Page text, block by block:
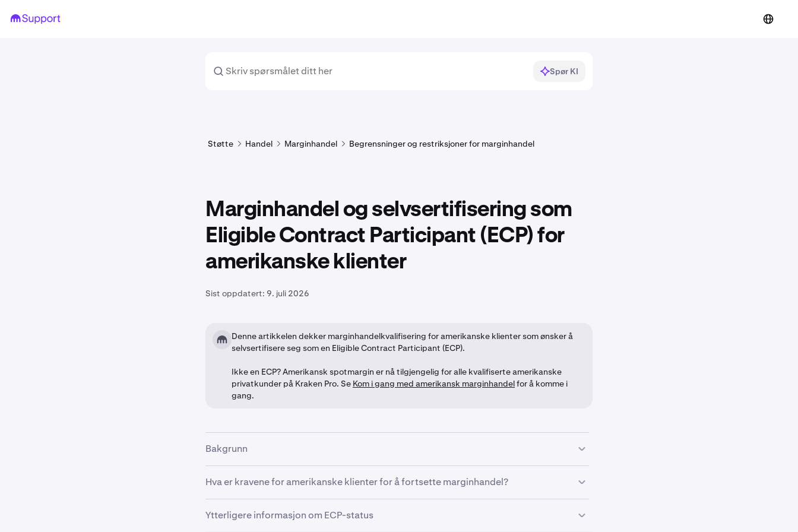
Spør KI
Støtte Handel Marginhandel Begrensninger og restriksjoner for marginhandel
Marginhandel og selvsertifisering som
Eligible Contract Participant (ECP) for
amerikanske klienter
Sist oppdatert: 9. juli 2026
Denne artikkelen dekker marginhandelkvalifisering for amerikanske klienter som ønsker å
selvsertifisere seg som en Eligible Contract Participant (ECP).
Ikke en ECP? Amerikansk spotmargin er nå tilgjengelig for alle kvalifiserte amerikanske
privatkunder på Kraken Pro. Se Kom i gang med amerikansk marginhandelfor å komme i
gang.
Bakgrunn
I april 2026 introduserte Kraken et separat marginhandelprodukt tilgjengelig for alle
Kom i gang med amerikansk marginhandel
detaljer.
Hva er kravene for amerikanske klienter for å fortsette marginhandel?
For at amerikanske klienter skal være kvalifisert for marginhandel på Kraken, må de
selvsertifisere seg som en Eligible Contract Participant (ECP) slik det er definert under
Ytterligere informasjon om ECP-status